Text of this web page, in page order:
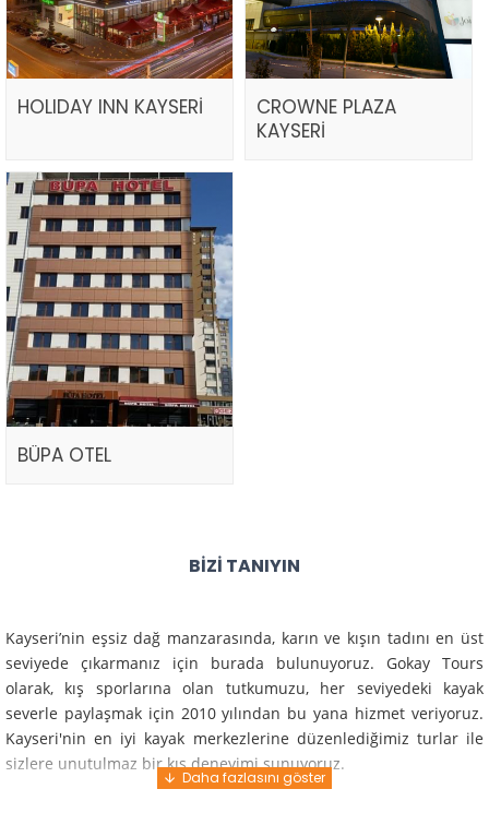
HOLIDAY INN KAYSERİ
CROWNE PLAZA
KAYSERİ
BÜPA OTEL
BIZI TANIYIN
Kayseri’nin eşsiz dağ manzarasında, karın ve kışın tadını en üst
seviyede çıkarmanız için burada bulunuyoruz. Gokay Tours
olarak, kış sporlarına olan tutkumuzu, her seviyedeki kayak
severle paylaşmak için 2010 yılından bu yana hizmet veriyoruz.
Kayseri'nin en iyi kayak merkezlerine düzenlediğimiz turlar ile
sizlere unutulmaz bir kış deneyimi sunuyoruz.